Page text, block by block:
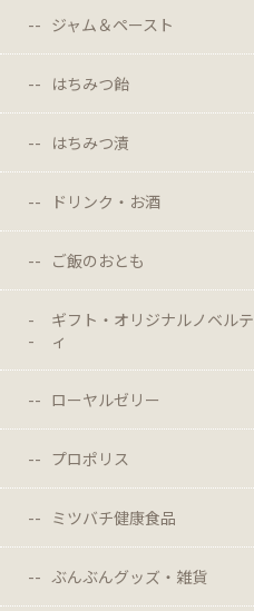
ジャム＆ペースト
はちみつ飴
はちみつ漬
ドリンク・お酒
ご飯のおとも
ギフト・オリジナルノベルテ
ィ
ローヤルゼリー
プロポリス
ミツバチ健康食品
ぶんぶんグッズ・雑貨